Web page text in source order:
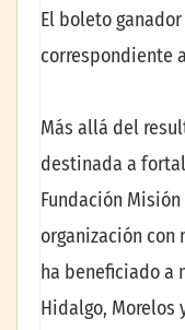
El boleto
correspondiente a
Más allá del
destinada a
Fundación
organización con
ha beneficiado a
Hidalgo, Morelos